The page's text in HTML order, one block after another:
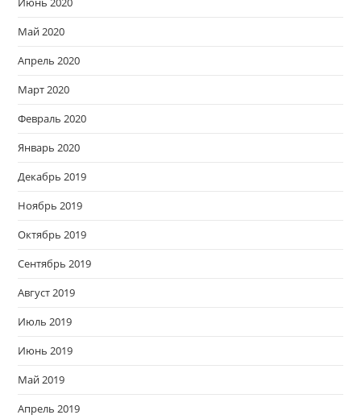
Май 2020
Апрель 2020
Март 2020
Февраль 2020
Январь 2020
Декабрь 2019
Ноябрь 2019
Октябрь 2019
Сентябрь 2019
Август 2019
Июль 2019
Июнь 2019
Май 2019
Апрель 2019